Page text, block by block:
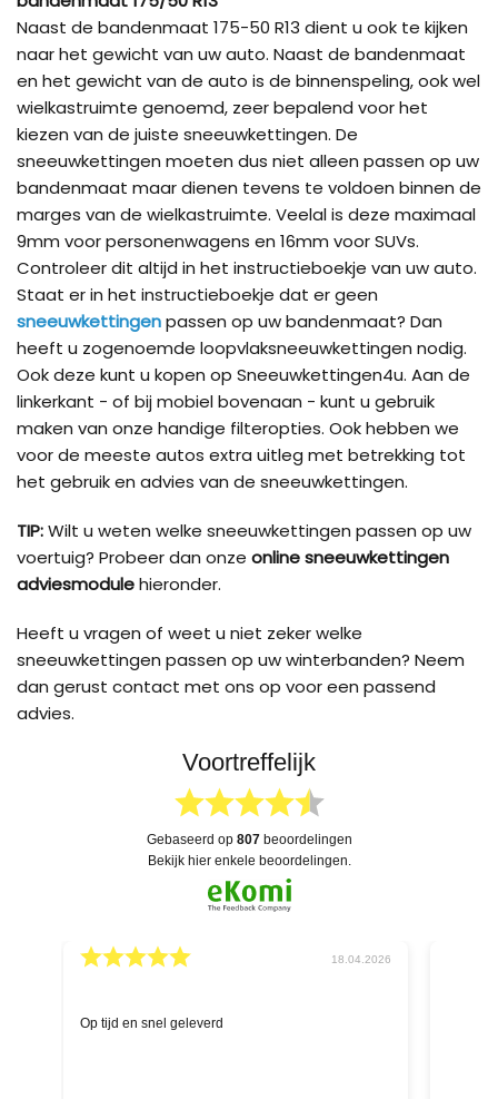
Naast de bandenmaat 175-50 R13 dient u ook te kijken
naar het gewicht van uw auto. Naast de bandenmaat
en het gewicht van de auto is de binnenspeling, ook wel
wielkastruimte genoemd, zeer bepalend voor het
kiezen van de juiste sneeuwkettingen. De
sneeuwkettingen moeten dus niet alleen passen op uw
bandenmaat maar dienen tevens te voldoen binnen de
marges van de wielkastruimte. Veelal is deze maximaal
9mm voor personenwagens en 16mm voor SUVs.
Controleer dit altijd in het instructieboekje van uw auto.
Staat er in het instructieboekje dat er geen
sneeuwkettingenpassen op uw bandenmaat? Dan
heeft u zogenoemde loopvlaksneeuwkettingen nodig.
Ook deze kunt u kopen op Sneeuwkettingen4u. Aan de
linkerkant - of bij mobiel bovenaan - kunt u gebruik
maken van onze handige filteropties. Ook hebben we
voor de meeste autos extra uitleg met betrekking tot
het gebruik en advies van de sneeuwkettingen.
TIP:Wilt u weten welke sneeuwkettingen passen op uw
voertuig? Probeer dan onze online sneeuwkettingen
adviesmodulehieronder.
Heeft u vragen of weet u niet zeker welke
sneeuwkettingen passen op uw winterbanden? Neem
dan gerust contact met ons op voor een passend
advies.
Voortreffelijk
gebaseerd op 807beoordelingen
bekijk hier enkele beoordelingen.
04.04.2026
schnelle Hilfe aufgrund Versandstatus durch die